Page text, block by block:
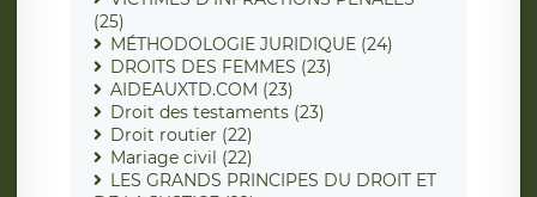
(25)
MÉTHODOLOGIE JURIDIQUE (24)
DROITS DES FEMMES (23)
AIDEAUXTD.COM (23)
Droit des testaments (23)
Droit routier (22)
Mariage civil (22)
LES GRANDS PRINCIPES DU DROIT ET